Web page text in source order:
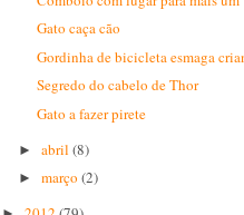
Gato caça cão
Gordinha de bicicleta esmaga
Segredo do cabelo de Thor
Gato a fazer pirete
►abril(8)
►março(2)